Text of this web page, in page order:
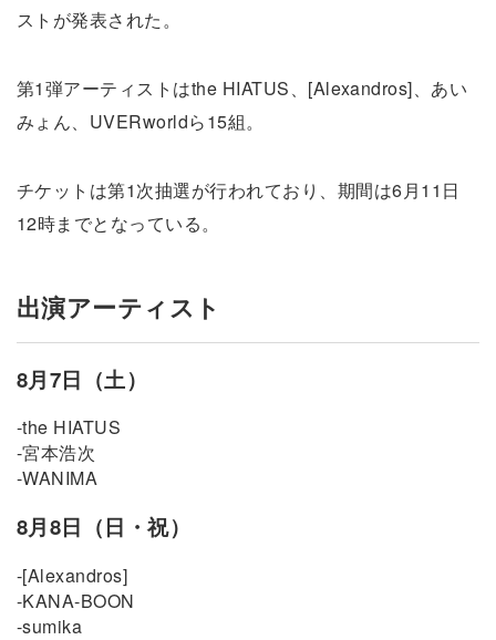
ストが発表された。
第1弾アーティストはthe HIATUS、[Alexandros]、あい
みょん、UVERworldら15組。
チケットは第1次抽選が行われており、期間は6月11日
12時までとなっている。
出演アーティスト
8月7日（土）
-the HIATUS
-宮本浩次
-WANIMA
8月8日（日・祝）
-[Alexandros]
-KANA-BOON
-sumika